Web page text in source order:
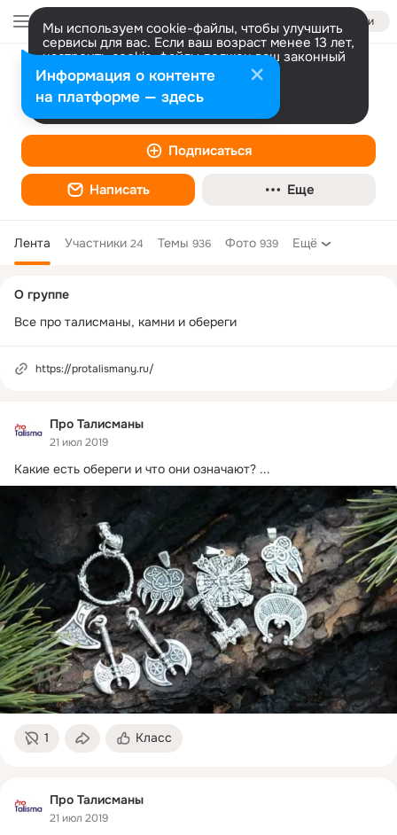
Войти
Мы используем cookie-файлы, чтобы улучшить
сервисы для вас. Если ваш возраст менее 13 лет,
настроить cookie-файлы должен ваш законный
представитель. Больше информации
Разрешить все Настроить
Про Талисманы
Подписаться
Написать Еще
Лента Участники 24 Темы 936 Фото 939 Ещё
Про Талисманы
21 июл 2019
Какие есть обереги и что они означают? ...
1 Класс
Про Талисманы
21 июл 2019
колонка
О группе
Все про талисманы, камни и обереги
https://protalismany.ru/
Информация о контенте
на платформе — здесь